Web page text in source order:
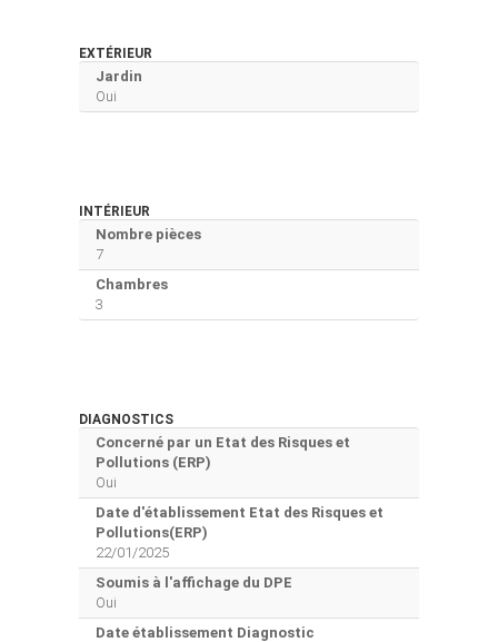
EXTÉRIEUR
Jardin
Oui
INTÉRIEUR
Nombre pièces
7
Chambres
3
DIAGNOSTICS
Concerné par un Etat des Risques et
Pollutions (ERP)
Oui
Date d'établissement Etat des Risques et
Pollutions(ERP)
22/01/2025
Soumis à l'affichage du DPE
Oui
Date établissement Diagnostic